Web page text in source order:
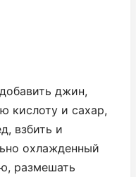
джин,
кислоту и сахар,
взбить и
охлажденный
размешать